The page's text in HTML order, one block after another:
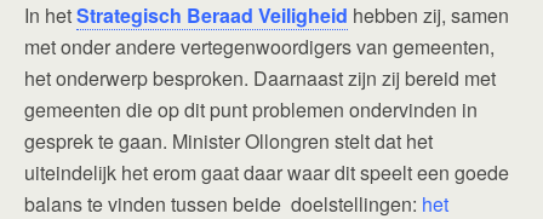
In hetStrategisch Beraad Veiligheid hebben zij, samen
met onder andere vertegenwoordigers van gemeenten,
het onderwerp besproken. Daarnaast zijn zij bereid met
gemeenten die op dit punt problemen ondervinden in
gesprek te gaan. Minister Ollongren stelt dat het
uiteindelijk het erom gaat daar waar dit speelt een goede
balans te vinden tussen beide doelstellingen: het